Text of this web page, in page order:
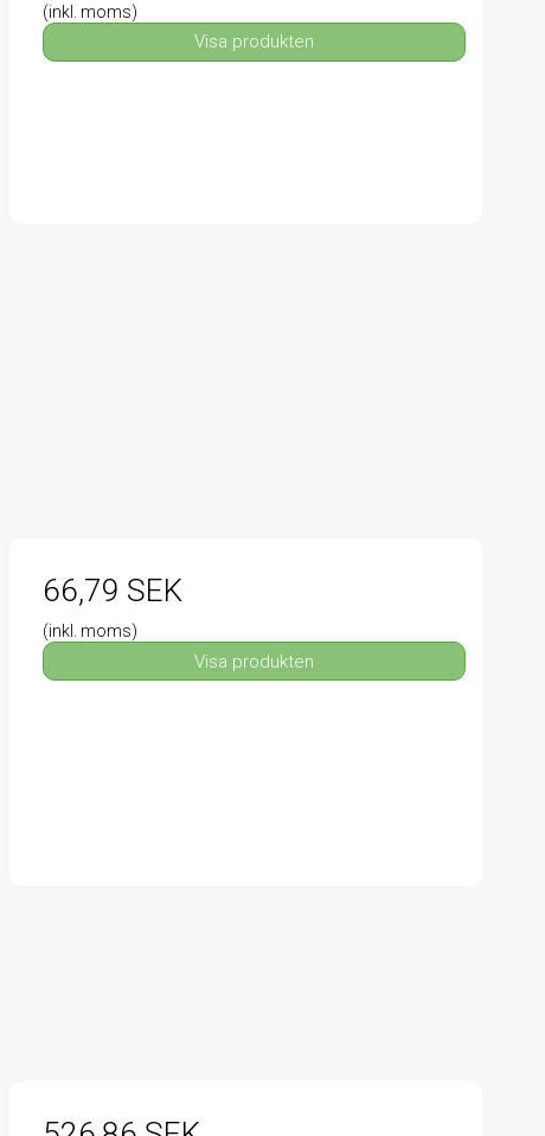
(inkl. moms)
Visa produkten
66,79 SEK
(inkl. moms)
Visa produkten